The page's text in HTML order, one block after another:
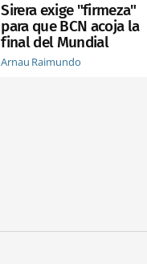
Sirera exige "firmeza"
para que BCN acoja la
final del Mundial
Arnau Raimundo